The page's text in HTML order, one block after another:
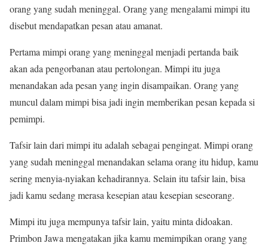
orang yang sudah meninggal. Orang yang mengalami mimpi itu
disebut mendapatkan pesan atau amanat.
Pertama mimpi orang yang meninggal menjadi pertanda baik
akan ada pengorbanan atau pertolongan. Mimpi itu juga
menandakan ada pesan yang ingin disampaikan. Orang yang
muncul dalam mimpi bisa jadi ingin memberikan pesan kepada si
pemimpi.
Tafsir lain dari mimpi itu adalah sebagai pengingat. Mimpi orang
yang sudah meninggal menandakan selama orang itu hidup, kamu
sering menyia-nyiakan kehadirannya. Selain itu tafsir lain, bisa
jadi kamu sedang merasa kesepian atau kesepian seseorang.
Mimpi itu juga mempunya tafsir lain, yaitu minta didoakan.
Primbon Jawa mengatakan jika kamu memimpikan orang yang